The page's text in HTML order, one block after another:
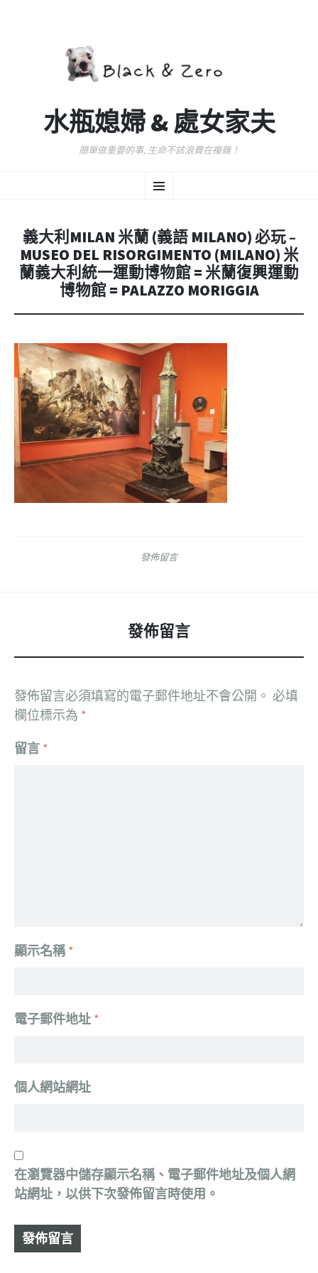
水瓶媳婦 & 處女家夫
簡單做重要的事, 生命不該浪費在複雜！
選
至
容
義大利MILAN 米蘭 (義語 MILANO) 必玩 –
MUSEO DEL RISORGIMENTO (MILANO) 米
蘭義大利統一運動博物館 = 米蘭復興運動
博物館 = PALAZZO MORIGGIA
發佈留言
發佈留言
發佈留言必須填寫的電子郵件地址不會公開。 必填
欄位標示為 *
留言 *
顯示名稱*
電子郵件地址 *
個人網站網址
在瀏覽器中儲存顯示名稱、電子郵件地址及個人網
站網址，以供下次發佈留言時使用。